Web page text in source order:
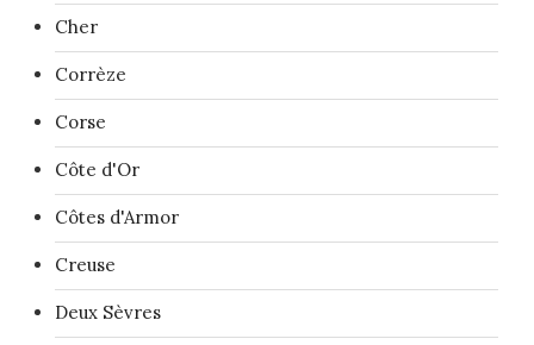
Cher
Corrèze
Corse
Côte d'Or
Côtes d'Armor
Creuse
Deux Sèvres